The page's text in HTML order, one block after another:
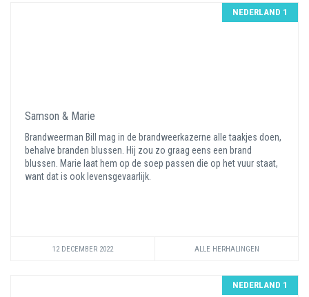
NEDERLAND 1
Samson & Marie
Brandweerman Bill mag in de brandweerkazerne alle taakjes doen,
behalve branden blussen. Hij zou zo graag eens een brand
blussen. Marie laat hem op de soep passen die op het vuur staat,
want dat is ook levensgevaarlijk.
12 DECEMBER 2022 ALLE HERHALINGEN
NEDERLAND 1